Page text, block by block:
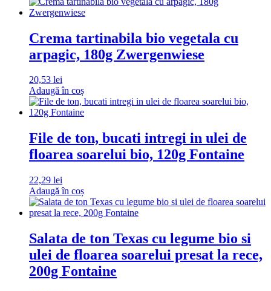
Crema tartinabila bio vegetala cu
arpagic, 180g Zwergenwiese
20,53 lei
Adaugă în coș
File de ton, bucati intregi in ulei de
floarea soarelui bio, 120g Fontaine
22,29 lei
Adaugă în coș
Salata de ton Texas cu legume bio si
ulei de floarea soarelui presat la rece,
200g Fontaine